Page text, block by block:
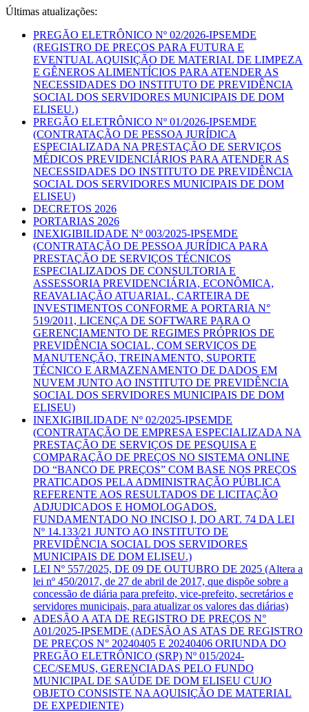
Últimas atualizações:
PREGÃO ELETRÔNICO Nº 02/2026-IPSEMDE
(REGISTRO DE PREÇOS PARA FUTURA E
EVENTUAL AQUISIÇÃO DE MATERIAL DE LIMPEZA
E GÊNEROS ALIMENTÍCIOS PARA ATENDER AS
NECESSIDADES DO INSTITUTO DE PREVIDÊNCIA
SOCIAL DOS SERVIDORES MUNICIPAIS DE DOM
ELISEU.)
PREGÃO ELETRÔNICO Nº 01/2026-IPSEMDE
(CONTRATAÇÃO DE PESSOA JURÍDICA
ESPECIALIZADA NA PRESTAÇÃO DE SERVIÇOS
MÉDICOS PREVIDENCIÁRIOS PARA ATENDER AS
NECESSIDADES DO INSTITUTO DE PREVIDÊNCIA
SOCIAL DOS SERVIDORES MUNICIPAIS DE DOM
ELISEU)
DECRETOS 2026
PORTARIAS 2026
INEXIGIBILIDADE Nº 003/2025-IPSEMDE
(CONTRATAÇÃO DE PESSOA JURÍDICA PARA
PRESTAÇÃO DE SERVIÇOS TÉCNICOS
ESPECIALIZADOS DE CONSULTORIA E
ASSESSORIA PREVIDENCIÁRIA, ECONÔMICA,
REAVALIAÇÃO ATUARIAL, CARTEIRA DE
INVESTIMENTOS CONFORME A PORTARIA N°
519/2011, LICENÇA DE SOFTWARE PARA O
GERENCIAMENTO DE REGIMES PRÓPRIOS DE
PREVIDÊNCIA SOCIAL, COM SERVIÇOS DE
MANUTENÇÃO, TREINAMENTO, SUPORTE
TÉCNICO E ARMAZENAMENTO DE DADOS EM
NUVEM JUNTO AO INSTITUTO DE PREVIDÊNCIA
SOCIAL DOS SERVIDORES MUNICIPAIS DE DOM
ELISEU)
INEXIGIBILIDADE Nº 02/2025-IPSEMDE
(CONTRATAÇÃO DE EMPRESA ESPECIALIZADA NA
PRESTAÇÃO DE SERVIÇOS DE PESQUISA E
COMPARAÇÃO DE PREÇOS NO SISTEMA ONLINE
DO “BANCO DE PREÇOS” COM BASE NOS PREÇOS
PRATICADOS PELA ADMINISTRAÇÃO PÚBLICA
REFERENTE AOS RESULTADOS DE LICITAÇÃO
ADJUDICADOS E HOMOLOGADOS.
FUNDAMENTADO NO INCISO I, DO ART. 74 DA LEI
Nº 14.133/21 JUNTO AO INSTITUTO DE
PREVIDÊNCIA SOCIAL DOS SERVIDORES
MUNICIPAIS DE DOM ELISEU.)
LEI Nº 557/2025, DE 09 DE OUTUBRO DE 2025 (Altera a
lei nº 450/2017, de 27 de abril de 2017, que dispõe sobre a
concessão de diária para prefeito, vice-prefeito, secretários e
servidores municipais, para atualizar os valores das diárias)
ADESÃO A ATA DE REGISTRO DE PREÇOS N°
A01/2025-IPSEMDE (ADESÃO AS ATAS DE REGISTRO
DE PREÇOS N° 20240405 E 20240406 ORIUNDA DO
PREGÃO ELETRÔNICO (SRP) Nº 015/2024-
CEC/SEMUS, GERENCIADAS PELO FUNDO
MUNICIPAL DE SAÚDE DE DOM ELISEU CUJO
OBJETO CONSISTE NA AQUISIÇÃO DE MATERIAL
DE EXPEDIENTE)